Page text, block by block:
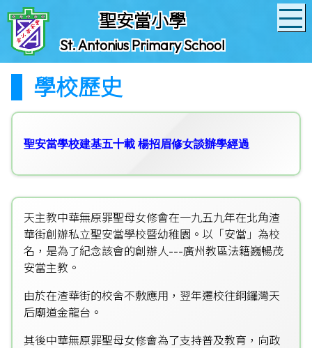
聖安當小學
St. Antonius Primary School
學校歷史
聖安當學校建基五十載 楊招眉修女談辦學經過
天主教中華無原罪聖母女修會在一九五九年在北角渣
華街創辦私立聖安當學校暨幼稚園。以「安當」為校
名，是為了紀念該會的創辦人---廣州教區法籍巍暢茂
安當主教。
由於在渣華街的校舍不敷應用，翌年遷校往銅鑼灣天
后廟道金龍台。
其後中華無原罪聖母女修會為了支持普及教育，向政